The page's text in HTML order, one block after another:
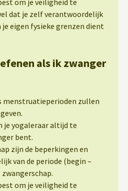
dat je zelf verantwoordelijk
eigen fysieke grenzen dient
als ik zwanger
menstruatieperioden zullen
je yogaleraar altijd te
bent.
zijn de beperkingen en
van de periode (begin –
zwangerschap.
om je veiligheid te